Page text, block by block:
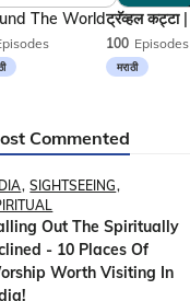
The World
100 Episodes
मराठी
Commented
SIGHTSEEING
Out The Spiritually
- 10 Places Of
Worth Visiting In